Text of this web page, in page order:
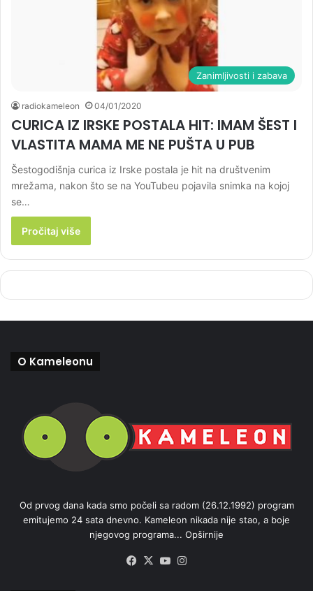
Zanimljivosti i zabava
radiokameleon 04/01/2020
CURICA IZ IRSKE POSTALA HIT: IMAM ŠEST I
VLASTITA MAMA ME NE PUŠTA U PUB
Šestogodišnja curica iz Irske postala je hit na društvenim
mrežama, nakon što se na YouTubeu pojavila snimka na kojoj
se…
Pročitaj više
O Kameleonu
Od prvog dana kada smo počeli sa radom (26.12.1992) program
emitujemo 24 sata dnevno. Kameleon nikada nije stao, a boje
njegovog programa... Opširnije
Facebook
X YouTube